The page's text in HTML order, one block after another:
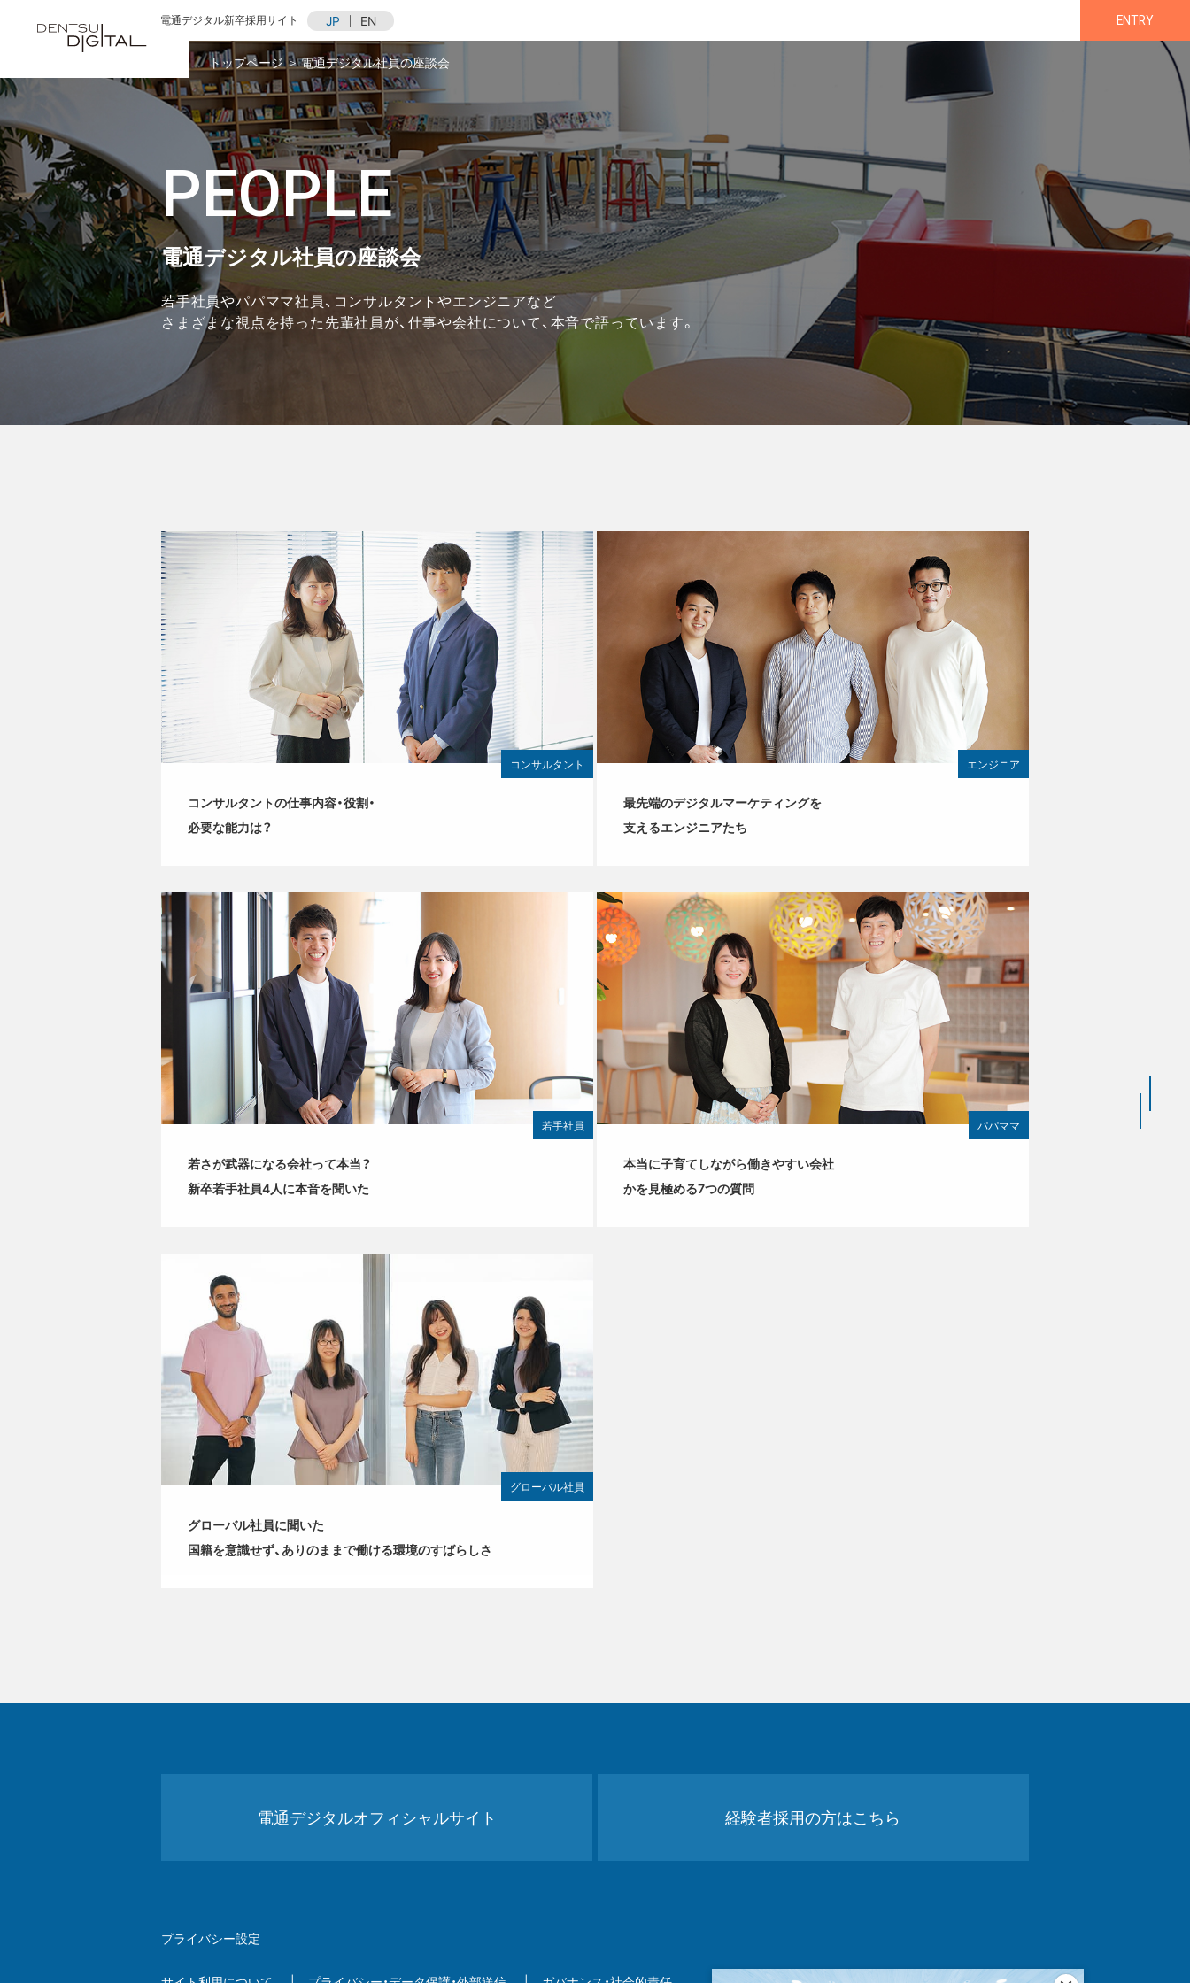
電通デジタル新卒採用サイト JP EN ENTRY
トップページ 電通デジタル社員の座談会
PEOPLE
電通デジタル社員の座談会
若手社員やパパママ社員、コンサルタントやエンジニアなど
さまざまな視点を持った先輩社員が、仕事や会社について、本音で語っています。
コンサルタントの仕事内容・役割・
必要な能力は？
コンサルタント
最先端のデジタルマーケティングを
支えるエンジニアたち
エンジニア
若さが武器になる会社って本当？
新卒若手社員4人に本音を聞いた
若手社員
本当に子育てしながら働きやすい会社
かを見極める7つの質問
パパママ
グローバル社員に聞いた
国籍を意識せず、ありのままで働ける環境のすばらしさ
グローバル社員
電通デジタルオフィシャルサイト 経験者採用の方はこちら
プライバシー設定